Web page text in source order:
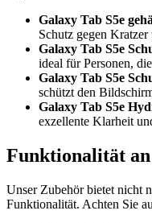
Galaxy Tab S5e
Schutz gegen Kratzer
Galaxy Tab S5e
ideal für Personen,
Galaxy Tab S5e
schützt den
Galaxy Tab S5e
exzellente Klarheit
Funktionalität
Unser Zubehör bietet nicht
Funktionalität. Achten Sie